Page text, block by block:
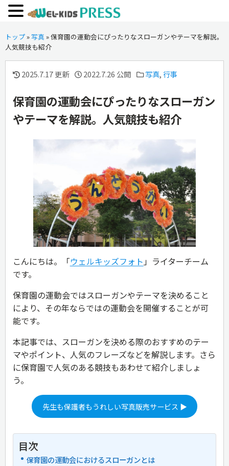
トップ»写真 »保育園の運動会にぴったりなスローガンやテーマを解説。
人気競技も紹介
2025.7.17 更新 2022.7.26 公開 写真,行事
保育園の運動会にぴったりなスローガン
やテーマを解説。人気競技も紹介
こんにちは。「ウェルキッズフォト」ライターチーム
です。
保育園の運動会ではスローガンやテーマを決めること
により、その年ならではの運動会を開催することが可
能です。
本記事では、スローガンを決める際のおすすめのテー
マやポイント、人気のフレーズなどを解説します。さら
に保育園で人気のある競技もあわせて紹介しましょ
う。
先生も保護者もうれしい写真販売サービス ▶
目次
保育園の運動会におけるスローガンとは